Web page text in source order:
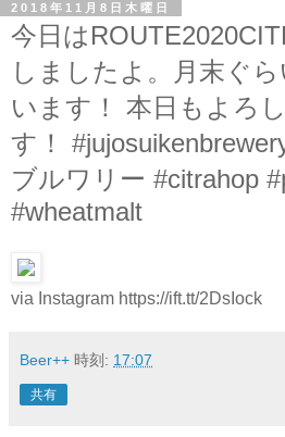
2018年11月8日木曜日
今日は
しましたよ。月末ぐ
います！ 本日もよろ
す！
ブルワリー #citrahop
#wheatmalt
via Instagram https://ift.tt/2DsIock
Beer++ 時刻: 17:07
共有